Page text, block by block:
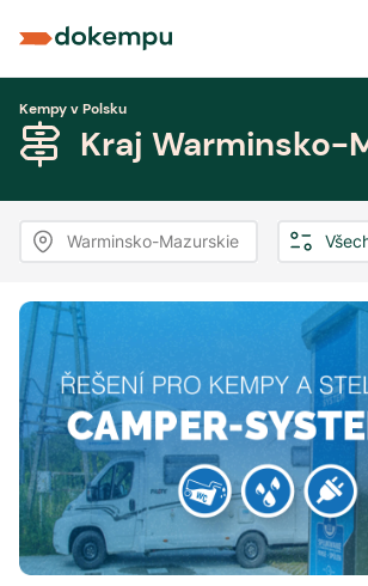
Kempy v Polsku
Kraj Warminsko-
Warminsko-Mazurskie